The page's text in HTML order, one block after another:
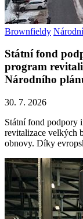
Brownfieldy
Státní fond
program
Národního
30. 7. 2026
Státní fond podpory
revitalizace velkých
obnovy. Díky